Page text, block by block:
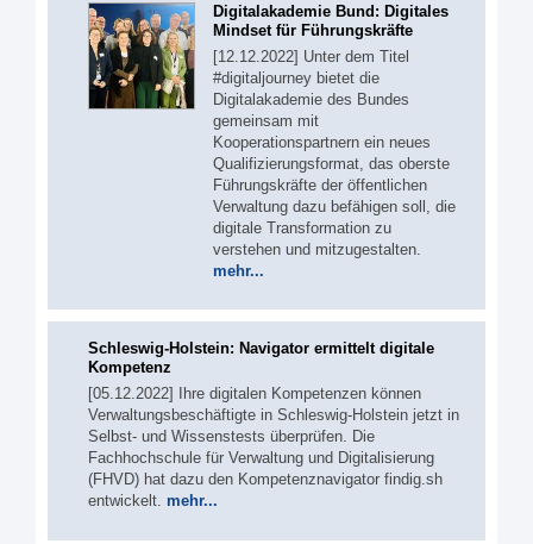
Digitalakademie Bund: Digitales
Mindset für Führungskräfte
[12.12.2022] Unter dem Titel
#digitaljourney bietet die
Digitalakademie des Bundes
gemeinsam mit
Kooperationspartnern ein neues
Qualifizierungsformat, das oberste
Führungskräfte der öffentlichen
Verwaltung dazu befähigen soll, die
digitale Transformation zu
verstehen und mitzugestalten.
mehr...
Schleswig-Holstein: Navigator ermittelt digitale
Kompetenz
[05.12.2022] Ihre digitalen Kompetenzen können
Verwaltungsbeschäftigte in Schleswig-Holstein jetzt in
Selbst- und Wissenstests überprüfen. Die
Fachhochschule für Verwaltung und Digitalisierung
(FHVD) hat dazu den Kompetenznavigator findig.sh
entwickelt. mehr...